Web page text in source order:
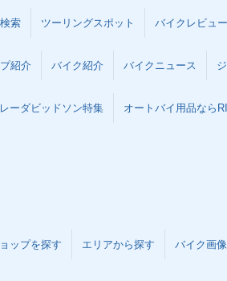
索 ツーリングスポット バイクレビュー
紹介 バイク紹介 バイクニュース
ーダビッドソン特集 オートバイ用品なら
ップを探す エリアから探す バイク画